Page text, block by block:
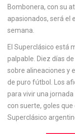
Bombonera, con su
apasionados, será el
semana.
El Superclásico está
palpable. Diez días
sobre alineaciones y
de puro fútbol. Los
para vivir una
con suerte, goles
Superclásico